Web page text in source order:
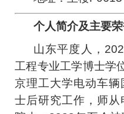
个人简介及主要荣
山东平度人，
工程专业工学博士学
京理工大学电动车
士后研究工作，师